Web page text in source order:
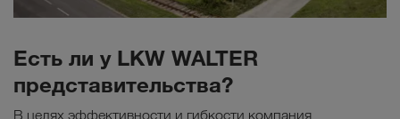
Есть ли у LKW WALTER
представительства?
В целях эффективности и гибкости компания